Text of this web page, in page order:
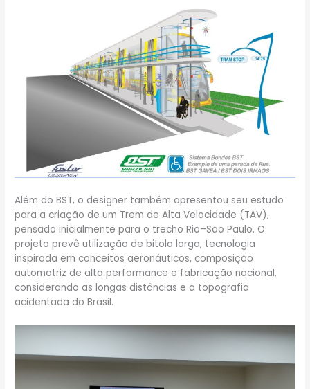
Além do BST, o designer também apresentou seu estudo
para a criação de um Trem de Alta Velocidade (TAV),
pensado inicialmente para o trecho Rio–São Paulo. O
projeto prevê utilização de bitola larga, tecnologia
inspirada em conceitos aeronáuticos, composição
automotriz de alta performance e fabricação nacional,
considerando as longas distâncias e a topografia
acidentada do Brasil.